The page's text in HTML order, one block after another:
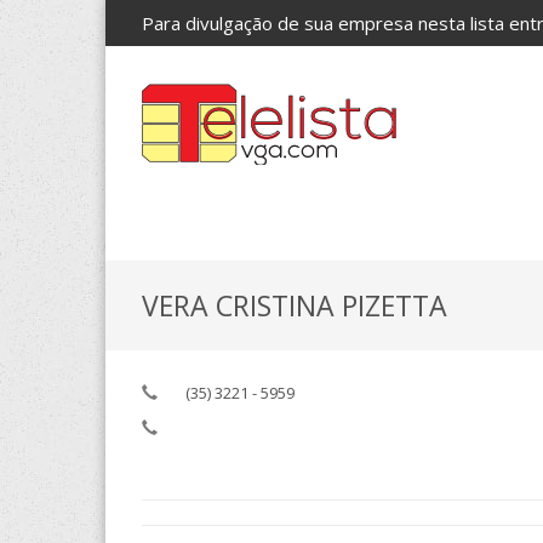
Para divulgação de sua empresa nesta lista
VERA CRISTINA PIZETTA
(35) 3221 - 5959